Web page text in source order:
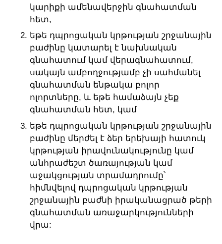
կարիքի ամենավերջին գնահատման
հետ,
եթե դպրոցական կրթության շրջանային
բաժինը կատարել է նախնական
գնահատում կամ վերագնահատում,
սակայն ամբողջությամբ չի սահմանել
գնահատման ենթակա բոլոր
ոլորտները, և եթե համաձայն չեք
գնահատման հետ, կամ
եթե դպրոցական կրթության շրջանային
բաժինը մերժել է ձեր երեխայի հատուկ
կրթության իրավունակությունը կամ
անհրաժեշտ ծառայության կամ
աջակցության տրամադրումը՝
հիմնվելով դպրոցական կրթության
շրջանային բաժնի իրականացրած թերի
գնահատման առաջարկությունների
վրա: